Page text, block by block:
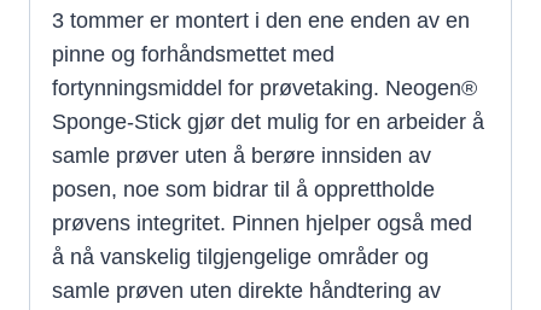
3 tommer er montert i den ene enden av en
pinne og forhåndsmettet med
fortynningsmiddel for prøvetaking. Neogen®
Sponge-Stick gjør det mulig for en arbeider å
samle prøver uten å berøre innsiden av
posen, noe som bidrar til å opprettholde
prøvens integritet. Pinnen hjelper også med
å nå vanskelig tilgjengelige områder og
samle prøven uten direkte håndtering av